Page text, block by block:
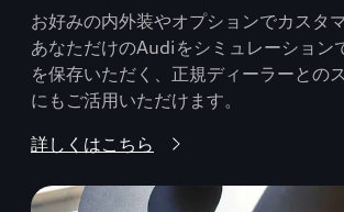
お好みの内外装やオプションでカスタ
あなただけのAudiをシミュレーション
を保存いただく、正規ディーラーとの
にもご活用いただけます。
詳しくはこちら